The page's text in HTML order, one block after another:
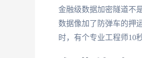
金融级数据加密隧道不
数据像加了防弹车的押
时，有个专业工程师10